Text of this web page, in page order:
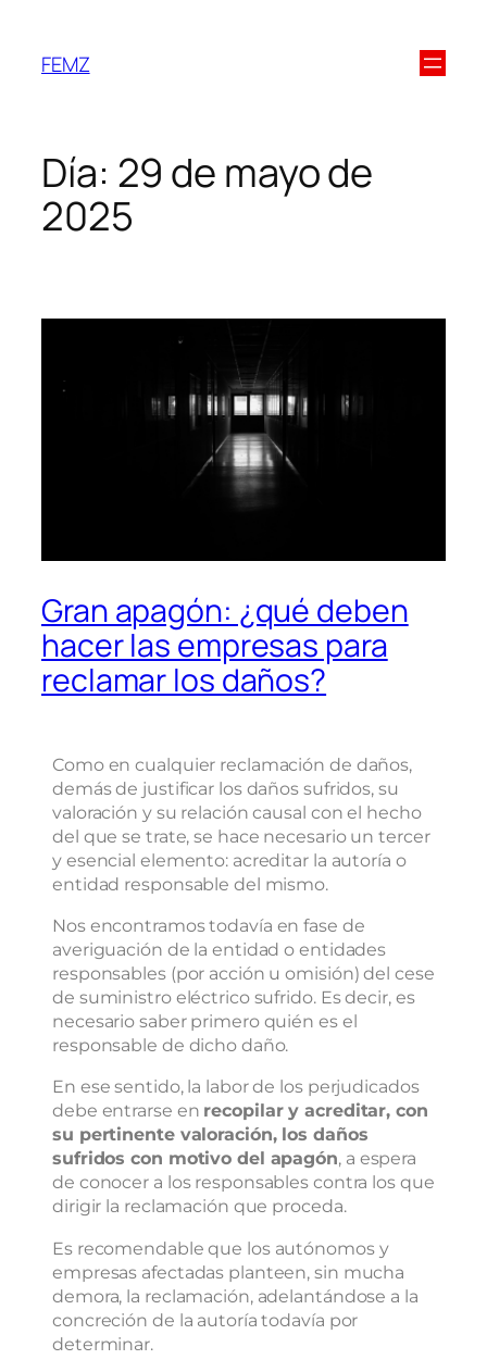
FEMZ
Día: 29 de mayo de
2025
Gran apagón: ¿qué deben
hacer las empresas para
reclamar los daños?
Como en cualquier reclamación de daños,
demás de justificar los daños sufridos, su
valoración y su relación causal con el hecho
del que se trate, se hace necesario un tercer
y esencial elemento: acreditar la autoría o
entidad responsable del mismo.
Nos encontramos todavía en fase de
averiguación de la entidad o entidades
responsables (por acción u omisión) del cese
de suministro eléctrico sufrido. Es decir, es
necesario saber primero quién es el
responsable de dicho daño.
En ese sentido, la labor de los perjudicados
debe entrarse en recopilar y acreditar, con
su pertinente valoración, los daños
sufridos con motivo del apagón, a espera
de conocer a los responsables contra los que
dirigir la reclamación que proceda.
Es recomendable que los autónomos y
empresas afectadas planteen, sin mucha
demora, la reclamación, adelantándose a la
concreción de la autoría todavía por
determinar.